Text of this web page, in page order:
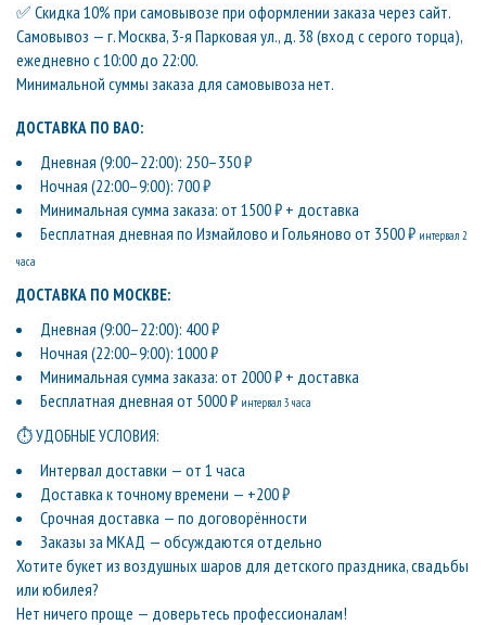
✅ Скидка 10% при самовывозе при оформлении заказа через сайт.
Самовывоз — г. Москва, 3-я Парковая ул., д. 38 (вход с серого торца),
ежедневно с 10:00 до 22:00.
Минимальной суммы заказа для самовывоза нет.
ДОСТАВКА ПО ВАО:
Дневная (9:00–22:00): 250–350 ₽
Ночная (22:00–9:00): 700 ₽
Минимальная сумма заказа: от 1500 ₽ + доставка
Бесплатная дневная по Измайлово и Гольяново от 3500 ₽ интервал 2
часа
ДОСТАВКА ПО МОСКВЕ:
Дневная (9:00–22:00): 400 ₽
Ночная (22:00–9:00): 1000 ₽
Минимальная сумма заказа: от 2000 ₽ + доставка
Бесплатная дневная от 5000 ₽ интервал 3 часа
⏱ УДОБНЫЕ УСЛОВИЯ:
Интервал доставки — от 1 часа
Доставка к точному времени — +200 ₽
Срочная доставка — по договорённости
Заказы за МКАД — обсуждаются отдельно
Хотите букет из воздушных шаров для детского праздника, свадьбы
или юбилея?
Нет ничего проще — доверьтесь профессионалам!